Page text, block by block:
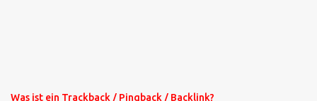
Was ist ein Trackback / Pingback / Backlink?